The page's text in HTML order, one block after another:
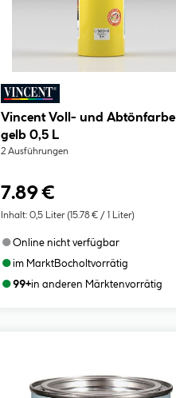
Vincent Voll- und Abtönfarbe
gelb 0,5 L
2 Ausführungen
7.89 €
Inhalt: 0,5 Liter (15.78 € / 1 Liter)
●Online nicht verfügbar
●im MarktBocholtvorrätig
●99+in anderen Märktenvorrätig